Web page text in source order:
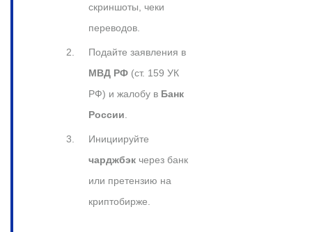
скриншоты, чеки
переводов.
Подайте заявления в
МВД РФ (ст. 159 УК
РФ) и жалобу в Банк
России
Инициируйте
чарджбэк через банк
или претензию на
криптобирже.